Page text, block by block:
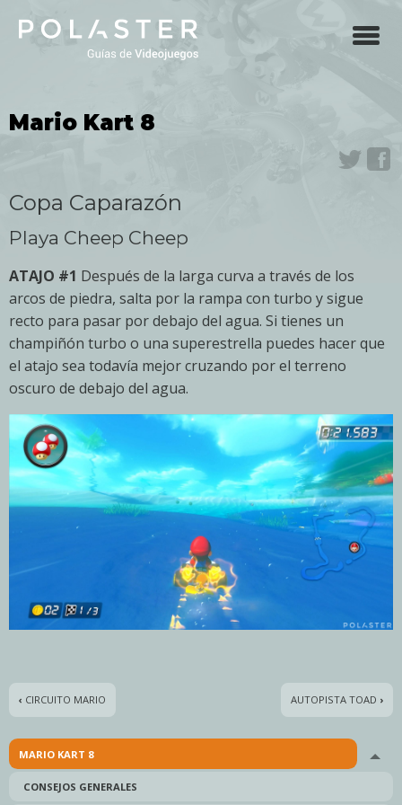
Mario Kart 8
MARIO KART 8
CONSEJOS GENERALES
Copa Caparazón
Playa Cheep Cheep
ATAJO #1 Después de la larga curva a través de los
arcos de piedra, salta por la rampa con turbo y sigue
recto para pasar por debajo del agua. Si tienes un
champiñón turbo o una superestrella puedes hacer que
el atajo sea todavía mejor cruzando por el terreno
oscuro de debajo del agua.
‹ CIRCUITO MARIO AUTOPISTA TOAD ›